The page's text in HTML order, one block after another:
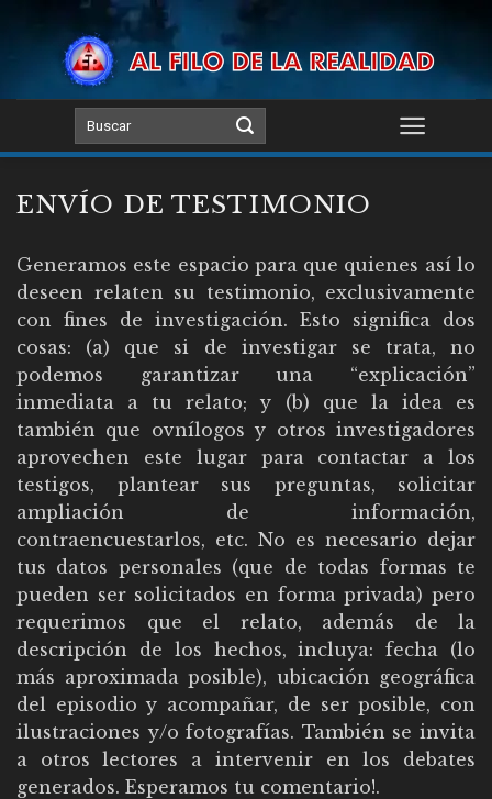
ENVÍO DE TESTIMONIO
Generamos este espacio para que quienes así lo
deseen relaten su testimonio, exclusivamente
con fines de investigación. Esto significa dos
cosas: (a) que si de investigar se trata, no
podemos garantizar una “explicación”
inmediata a tu relato; y (b) que la idea es
también que ovnílogos y otros investigadores
aprovechen este lugar para contactar a los
testigos, plantear sus preguntas, solicitar
ampliación de información,
contraencuestarlos, etc. No es necesario dejar
tus datos personales (que de todas formas te
pueden ser solicitados en forma privada) pero
requerimos que el relato, además de la
descripción de los hechos, incluya: fecha (lo
más aproximada posible), ubicación geográfica
del episodio y acompañar, de ser posible, con
ilustraciones y/o fotografías. También se invita
a otros lectores a intervenir en los debates
generados. Esperamos tu comentario!.